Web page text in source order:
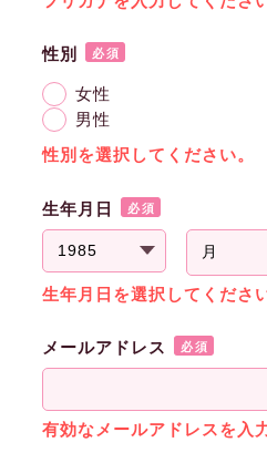
性別 必須
女性
男性
性別を選択してください。
生年月日 必須
生年月日を選択してくださ
メールアドレス 必須
有効なメールアドレスを入